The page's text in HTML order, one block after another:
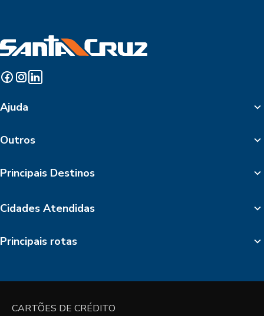
Ajuda
Outros
Principais Destinos
Cidades Atendidas
Principais rotas
CARTÕES DE CRÉDITO